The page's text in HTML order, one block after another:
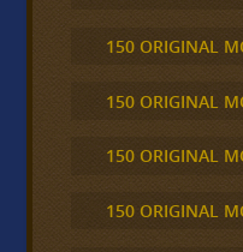
150 ORIGINAL
150 ORIGINAL
150 ORIGINAL
150 ORIGINAL